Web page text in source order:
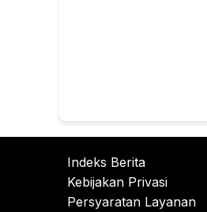
Indeks Berita
Kebijakan Privasi
Persyaratan Layanan